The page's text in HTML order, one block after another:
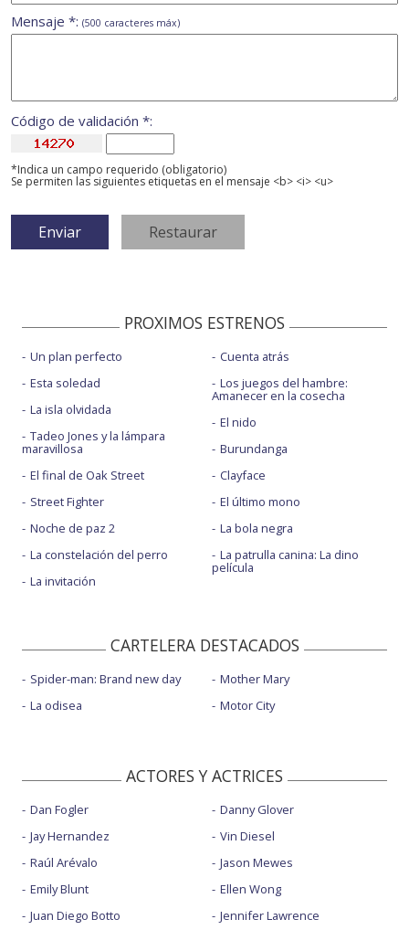
Mensaje *: (500 caracteres máx)
Código de validación *:
*Indica un campo requerido (obligatorio)
Se permiten las siguientes etiquetas en el mensaje <b> <i> <u>
PROXIMOS ESTRENOS
Un plan perfecto
Esta soledad
La isla olvidada
Tadeo Jones y la lámpara
maravillosa
El final de Oak Street
Street Fighter
Noche de paz 2
La constelación del perro
La invitación
Cuenta atrás
Los juegos del hambre:
Amanecer en la cosecha
El nido
Burundanga
Clayface
El último mono
La bola negra
La patrulla canina: La dino
película
CARTELERA DESTACADOS
Spider-man: Brand new day
La odisea
Mother Mary
Motor City
ACTORES Y ACTRICES
Dan Fogler
Jay Hernandez
Raúl Arévalo
Emily Blunt
Juan Diego Botto
Danny Glover
Vin Diesel
Jason Mewes
Ellen Wong
Jennifer Lawrence